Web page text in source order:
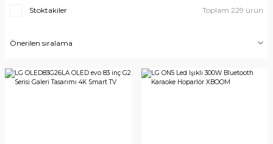
Stoktakiler Toplam 229 ürün